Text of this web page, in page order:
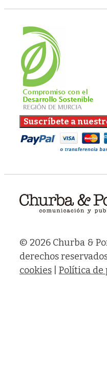
© 2026 Churba &
derechos
cookies
Política